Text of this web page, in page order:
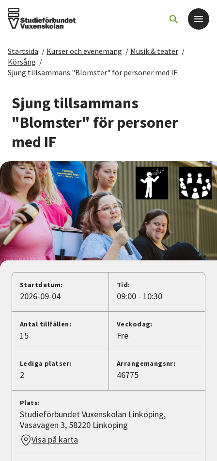
Det här gör vi
Sök kurser och evenemang
Om SV
Starta studiecirkel
Cirkelledare
Nyheter
Avdelningar
Lyssna
Startsida / Kurser och evenemang / Musik & teater /
Körsång /
Sjung tillsammans "Blomster" för personer med IF
Sjung tillsammans
"Blomster" för personer
med IF
Startdatum:
2026-09-04
Tid:
09:00 - 10:30
Antal tillfällen:
15
Veckodag:
Fre
Lediga platser:
2
Arrangemangsnr:
46775
Plats:
Studieförbundet Vuxenskolan Linköping,
Vasavägen 3, 58220 Linköping
Visa på karta